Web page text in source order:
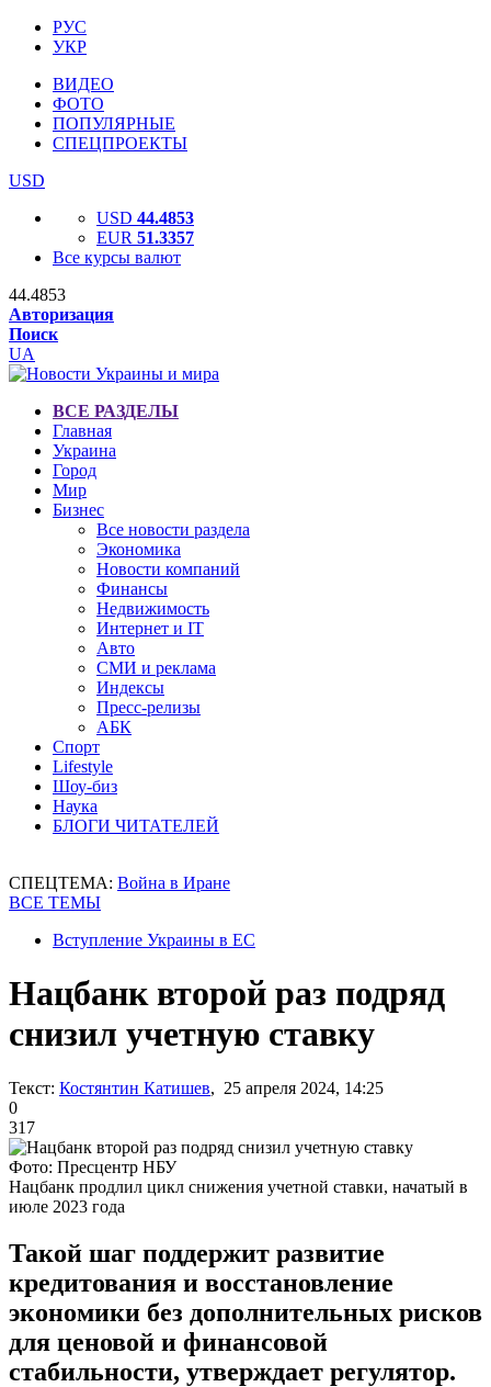
РУС
УКР
ВИДЕО
ФОТО
ПОПУЛЯРНЫЕ
СПЕЦПРОЕКТЫ
USD
USD 44.4853
EUR 51.3357
Все курсы валют
44.4853
Авторизация
Поиск
UA
ВСЕ РАЗДЕЛЫ
Главная
Украина
Город
Мир
Бизнес
Все новости раздела
Экономика
Новости компаний
Финансы
Недвижимость
Интернет и IT
Авто
СМИ и реклама
Индексы
Пресс-релизы
АБК
Спорт
Lifestyle
Шоу-биз
Наука
БЛОГИ ЧИТАТЕЛЕЙ
СПЕЦТЕМА: Война в Иране
ВСЕ ТЕМЫ
Вступление Украины в ЕС
Нацбанк второй раз подряд
снизил учетную ставку
Текст: Костянтин Катишев, 25 апреля 2024, 14:25
0
317
Фото: Пресцентр НБУ
Нацбанк продлил цикл снижения учетной ставки, начатый в
июле 2023 года
Такой шаг поддержит развитие
кредитования и восстановление
экономики без дополнительных рисков
для ценовой и финансовой
стабильности, утверждает регулятор.